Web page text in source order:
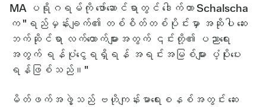
MA ပရိုဂရမ်ကို ဖော်ဆောင်ရာတွင် ဒေါက်တာ Schalscha
က "ရည်မှန်းချက်၏ တစ်စိတ်တစ်ပိုင်းမှာ အဆိုပါ ဆေး
ဘက်ဆိုင်ရာ လက်ထောက်များအတွက် ၎င်းတို့၏ ပညာရေး
အတွက် ရန်ပုံငွေရရှိရန် အရင်းအမြစ်များ ပံ့ပိုးပေး
ရန်ဖြစ်သည်။"
မိတ်ဖက်အဖွဲ့သည် ဗဟိုကျန်းမာရေးစနစ်အတွင်း ဆေး